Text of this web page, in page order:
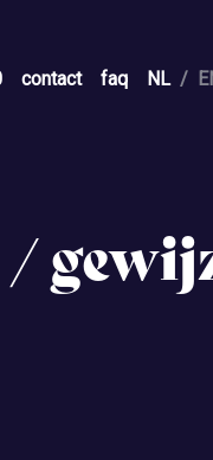
contact faq NL